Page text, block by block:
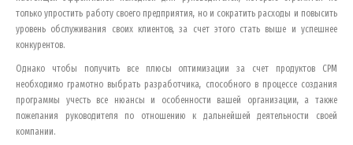
только упростить работу своего предприятия, но и сократить расходы и повысить
уровень обслуживания своих клиентов, за счет этого стать выше и успешнее
конкурентов.
Однако чтобы получить все плюсы оптимизации за счет продуктов СРМ
необходимо грамотно выбрать разработчика, способного в процессе создания
программы учесть все нюансы и особенности вашей организации, а также
пожелания руководителя по отношению к дальнейшей деятельности своей
компании.